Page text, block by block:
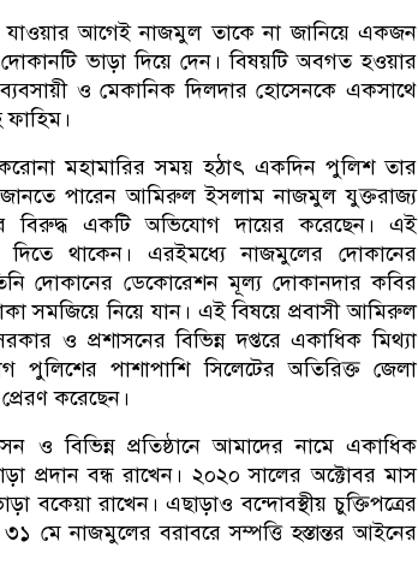
আগেই নাজমুল তাকে না জানিয়ে একজন
ভাড়া দিয়ে দেন। বিষয়টি অবগত হওয়ার
ও মেকানিক দিলদার হোসেনকে একসাথে
ফাহিম।
মহামারির সময় হঠাৎ একদিন পুলিশ তার
পারেন আমিরুল ইসলাম নাজমুল যুক্তরাজ্য
বিরুদ্ধ একটি অভিযোগ দায়ের করেছেন। এই
দিতে থাকেন। এরইমধ্যে নাজমুলের দোকানের
দোকানের ডেকোরেশন মূল্য দোকানদার কবির
সমজিয়ে নিয়ে যান। এই বিষয়ে প্রবাসী আমিরুল
ও প্রশাসনের বিভিন্ন দপ্তরে একাধিক মিথ্যা
পাশাপাশি সিলেটের অতিরিক্ত জেলা
করেছেন।
ও বিভিন্ন প্রতিষ্ঠানে আমাদের নামে একাধিক
প্রদান বন্ধ রাখেন। ২০২০ সালের অক্টোবর মাস
বকেয়া রাখেন। এছাড়াও বন্দোবস্থীয় চুক্তিপত্রের
মে নাজমুলের বরাবরে সম্পত্তি হস্তান্তর আইনের